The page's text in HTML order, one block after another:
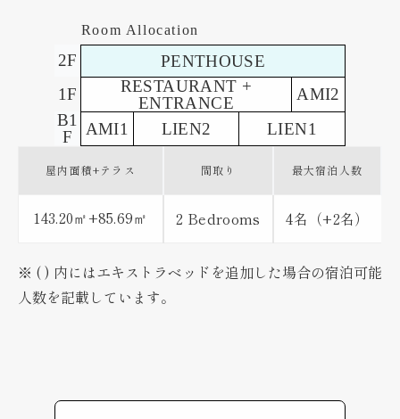
Room Allocation
2F
PENTHOUSE
1F
RESTAURANT +
ENTRANCE
AMI2
B1
F
AMI1 LIEN2 LIEN1
屋内面積+テラス 間取り 最大宿泊人数
143.20㎡ +85.69㎡ 2 Bedrooms 4名（+2名）
※ ( ) 内にはエキストラベッドを追加した場合の宿泊可能
人数を記載しています。